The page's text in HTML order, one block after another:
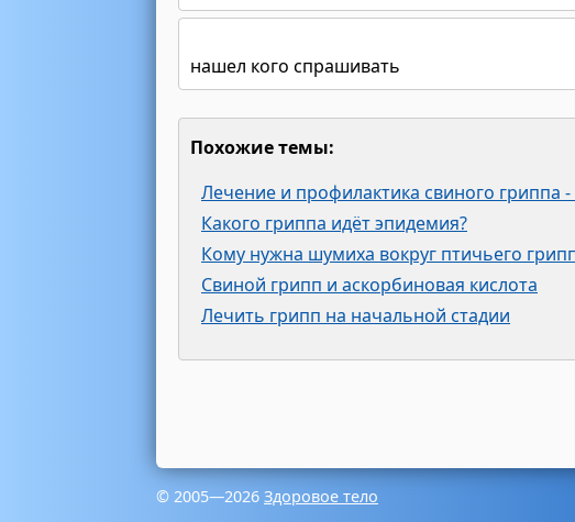
нашел кого спрашивать
Похожие темы:
Лечение и профилактика свиного
Какого гриппа идёт эпидемия?
Кому нужна шумиха вокруг птичьего
Свиной грипп и аскорбиновая кислота
Лечить грипп на начальной стадии
© 2005—2026 Здоровое тело